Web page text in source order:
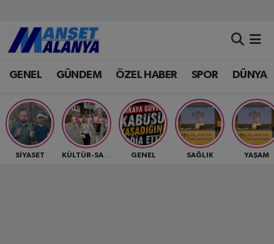
GENEL GÜNDEM ÖZEL HABER SPOR DÜNYA
SİYASET KÜLTÜR-SANAT GENEL SAĞLIK YAŞAM
Antalya Nöbetçi Eczaneler
Antalya Hava Durumu
Antalya Namaz Vakitleri
Antalya Trafik Yoğunluk Haritası